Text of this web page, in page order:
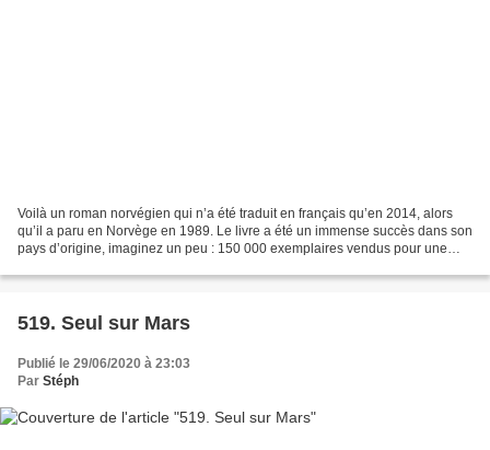
Voilà un roman norvégien qui n’a été traduit en français qu’en 2014, alors
qu’il a paru en Norvège en 1989. Le livre a été un immense succès dans son
pays d’origine, imaginez un peu : 150 000 exemplaires vendus pour une
519. Seul sur Mars
Publié le 29/06/2020 à 23:03
Par Stéph